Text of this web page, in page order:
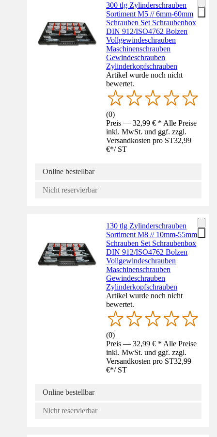
300 tlg Zylinderschrauben
Sortiment M5 // 6mm-60mm
Schrauben Set Schraubenbox
DIN 912/ISO4762 Bolzen
Vollgewindeschrauben
Maschinenschrauben
Gewindeschrauben
Zylinderkopfschrauben
Artikel wurde noch nicht
bewertet.
(0)
Preis — 32,99 € * Alle Preise
inkl. MwSt. und ggf. zzgl.
Versandkosten pro ST32,99
€*/ ST
Online bestellbar
Nicht reservierbar
130 tlg Zylinderschrauben
Sortiment M8 // 10mm-55mm
Schrauben Set Schraubenbox
DIN 912/ISO4762 Bolzen
Vollgewindeschrauben
Maschinenschrauben
Gewindeschrauben
Zylinderkopfschrauben
Artikel wurde noch nicht
bewertet.
(0)
Preis — 32,99 € * Alle Preise
inkl. MwSt. und ggf. zzgl.
Versandkosten pro ST32,99
€*/ ST
Online bestellbar
Nicht reservierbar